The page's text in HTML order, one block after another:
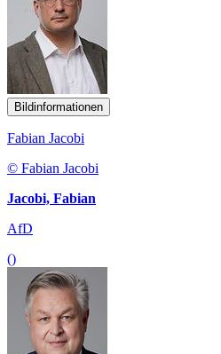
Bildinformationen
Fabian Jacobi
© Fabian Jacobi
Jacobi, Fabian
AfD
()